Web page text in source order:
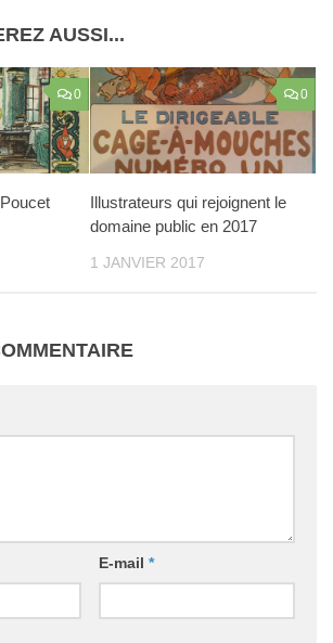
AUSSI...
0 0
Illustrateurs qui rejoignent le
domaine public en 2017
1 JANVIER 2017
E-mail *